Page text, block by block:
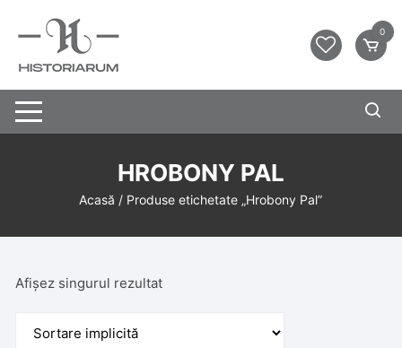
0
HROBONY PAL
Acasă / Produse etichetate „Hrobony Pal”
Afișez singurul rezultat